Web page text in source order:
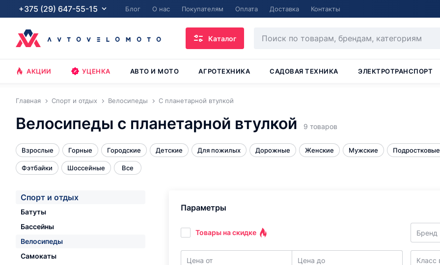
+375 (29) 647-55-15 Блог О нас Покупателям Оплата Доставка Контакты
Каталог
АКЦИИ УЦЕНКА АВТО И МОТО АГРОТЕХНИКА САДОВАЯ ТЕХНИКА ЭЛЕКТРОТРАНСПОРТ
Главная Спорт и отдых Велосипеды С планетарной втулкой
Велосипеды с планетарной втулкой 9 товаров
Взрослые Горные Городские Детские Для пожилых Дорожные Женские Мужские Подростковые
Фэтбайки Шоссейные Все
Спорт и отдых
Батуты
Бассейны
Велосипеды
Самокаты
Параметры
Товары на скидке Бренд
Цена от Цена до Класс